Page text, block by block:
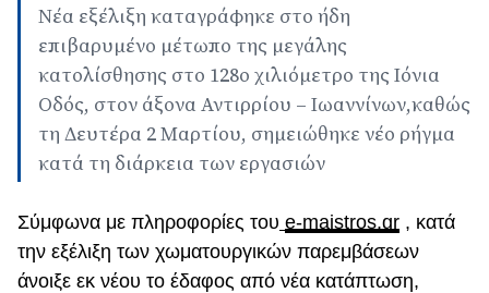
Νέα εξέλιξη καταγράφηκε στο ήδη
επιβαρυμένο μέτωπο της μεγάλης
κατολίσθησης στο 128ο χιλιόμετρο της Ιόνια
Οδός, στον άξονα Αντιρρίου – Ιωαννίνων,καθώς
τη Δευτέρα 2 Μαρτίου, σημειώθηκε νέο ρήγμα
κατά τη διάρκεια των εργασιών
Σύμφωνα με πληροφορίες του e-maistros.gr , κατά
την εξέλιξη των χωματουργικών παρεμβάσεων
άνοιξε εκ νέου το έδαφος από νέα κατάπτωση,